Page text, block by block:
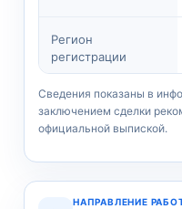
Регион
регистрации
Сведения показаны в
заключением сделки
официальной выпиской.
НАПРАВЛЕНИЕ